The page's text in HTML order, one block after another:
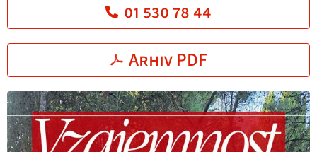
01 530 78 44
Arhiv PDF